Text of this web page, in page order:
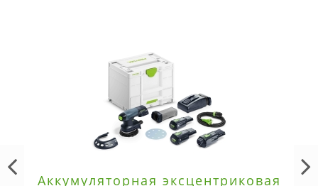
Аккумуляторная эксцентриковая